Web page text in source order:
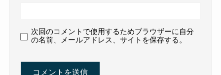
次回のコメントで使用するためブラウザーに自分
の名前、メールアドレス、サイトを保存する。